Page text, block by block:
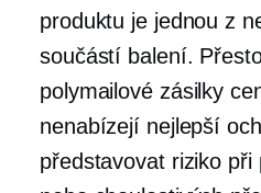
produktu je jednou z
součástí balení.
polymailové zásilky
nenabízejí nejlepší
představovat riziko při